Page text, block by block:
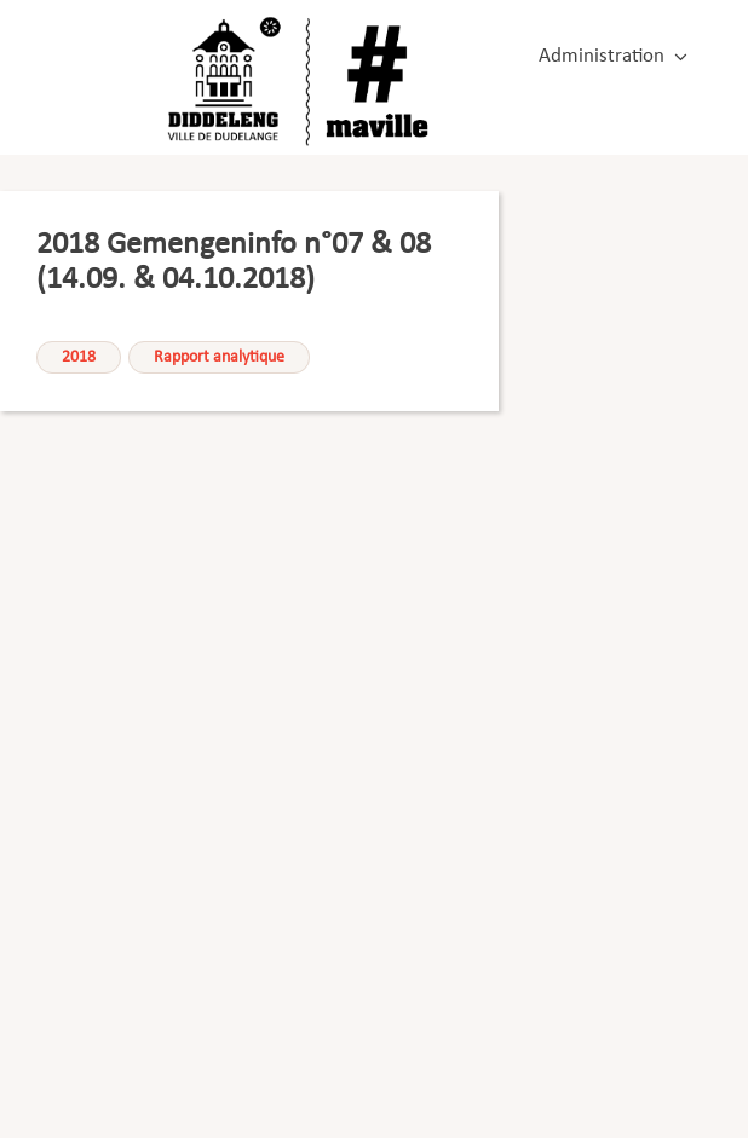
Administration
2018 Gemengeninfo n°07 & 08
(14.09. & 04.10.2018)
2018 Rapport analytique